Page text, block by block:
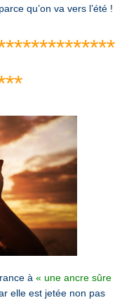
qu’on va vers l’été !
à « une ancre sûre
elle est jetée non pas